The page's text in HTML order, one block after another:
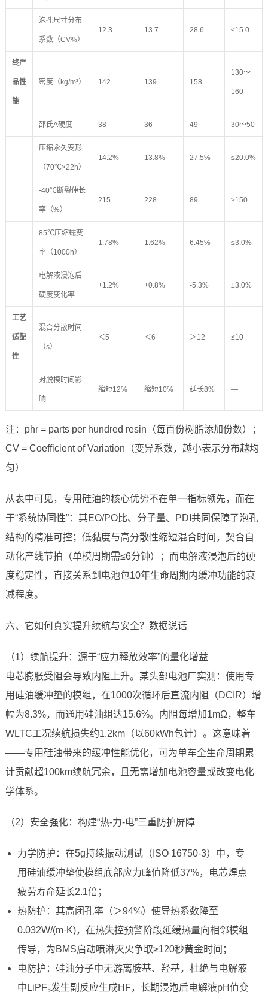
泡孔尺寸分布
系数（CV%）
12.3 13.7 28.6 ≤15.0
终产
品性
能
密度（kg/m³） 142 139 158
130～
160
邵氏A硬度 38 36 49 30～50
压缩永久变形
（70℃×22h）
14.2% 13.8% 27.5% ≤20.0%
-40℃断裂伸长
率（%）
215 228 89 ≥150
85℃压缩蠕变
率（1000h）
1.78% 1.62% 6.45% ≤3.0%
电解液浸泡后
硬度变化率
+1.2% +0.8% -5.3% ±3.0%
工艺
适配
性
混合分散时间
（s）
＜5 ＜6 ＞12 ≤10
对脱模时间影
响
缩短12% 缩短10% 延长8% —
注：phr = parts per hundred resin（每百份树脂添加份数）；
CV = Coefficient of Variation（变异系数，越小表示分布越均
匀）
从表中可见，专用硅油的核心优势不在单一指标领先，而在
于“系统协同性”：其EO/PO比、分子量、PDI共同保障了泡孔
结构的精准可控；低黏度与高分散性缩短混合时间，契合自
动化产线节拍（单模周期需≤6分钟）；而电解液浸泡后的硬
度稳定性，直接关系到电池包10年生命周期内缓冲功能的衰
减程度。
六、它如何真实提升续航与安全？数据说话
（1）续航提升：源于“应力释放效率”的量化增益
电芯膨胀受阻会导致内阻上升。某头部电池厂实测：使用专
用硅油缓冲垫的模组，在1000次循环后直流内阻（DCIR）增
幅为8.3%，而通用硅油组达15.6%。内阻每增加1mΩ，整车
WLTC工况续航损失约1.2km（以60kWh包计）。这意味着
——专用硅油带来的缓冲性能优化，可为单车全生命周期累
计贡献超100km续航冗余，且无需增加电池容量或改变电化
学体系。
（2）安全强化：构建“热-力-电”三重防护屏障
力学防护：在5g持续振动测试（ISO 16750-3）中，专
用硅油缓冲垫使模组底部应力峰值降低37%，电芯焊点
疲劳寿命延长2.1倍；
热防护：其高闭孔率（＞94%）使导热系数降至
0.032W/(m·K)，在热失控预警阶段延缓热量向相邻模组
传导，为BMS启动喷淋灭火争取≥120秒黄金时间；
电防护：硅油分子中无游离胺基、羟基，杜绝与电解液
中LiPF₆发生副反应生成HF，长期浸泡后电解液pH值变